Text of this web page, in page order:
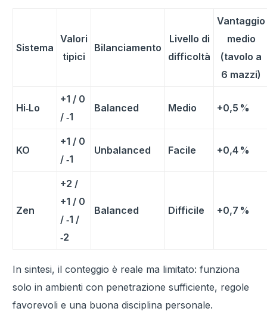
Sistema
Valori
tipici
Bilanciamento
Livello di
difficoltà
Vantaggio
medio
(tavolo a
6 mazzi)
Hi‑Lo
+1 / 0
/ ‑1
Balanced Medio +0,5 %
KO
+1 / 0
/ ‑1
Unbalanced Facile +0,4 %
Zen
+2 /
+1 / 0
/ ‑1 /
‑2
Balanced Difficile +0,7 %
In sintesi, il conteggio è reale ma limitato: funziona
solo in ambienti con penetrazione sufficiente, regole
favorevoli e una buona disciplina personale.